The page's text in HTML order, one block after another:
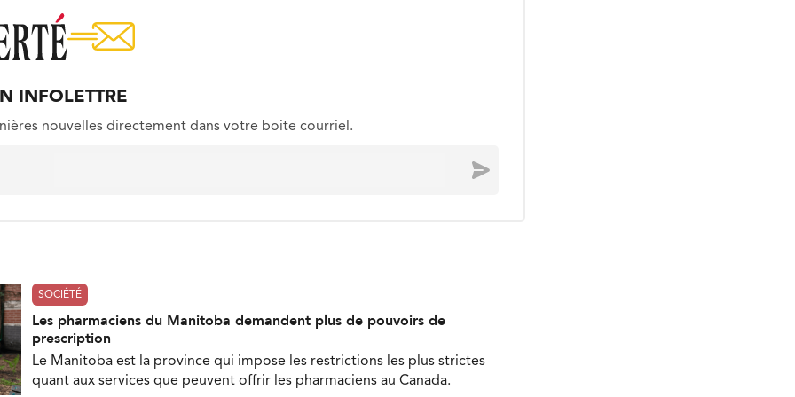
INFOLETTRE
nouvelles directement dans votre boite courriel.
Envoyer
SOCIÉTÉ
Les pharmaciens du Manitoba demandent plus de pouvoirs de
prescription
Le Manitoba est la province qui impose les restrictions les plus strictes
quant aux services que peuvent offrir les pharmaciens au Canada.